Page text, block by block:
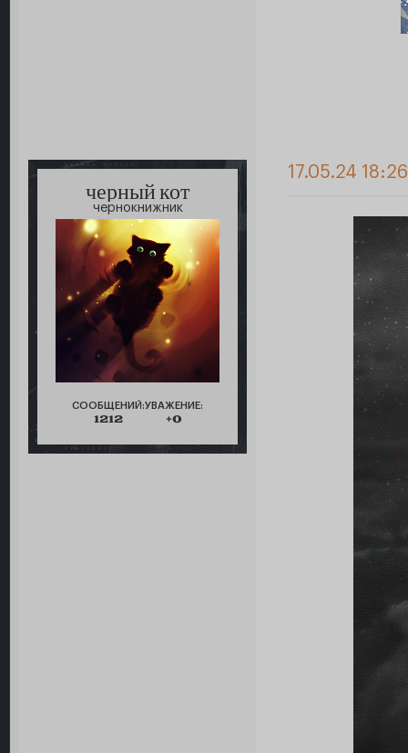
черный кот
чернокнижник
СООБЩЕНИЙ:
1212
УВАЖЕНИЕ:
+0
17.05.24